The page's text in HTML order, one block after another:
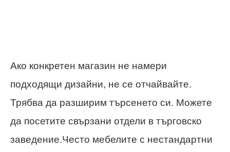
Ако конкретен магазин не намери
подходящи дизайни, не се отчайвайте.
Трябва да разширим търсенето си. Можете
да посетите свързани отдели в търговско
заведение.Често мебелите с нестандартни